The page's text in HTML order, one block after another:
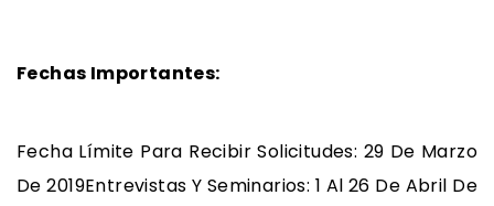
Fechas Importantes:
Fecha Límite Para Recibir Solicitudes: 29 De Marzo
De 2019Entrevistas Y Seminarios: 1 Al 26 De Abril De